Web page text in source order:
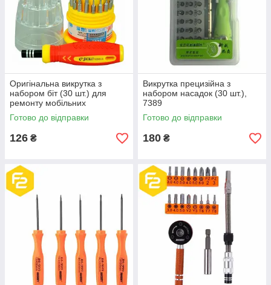
Оригінальна викрутка з
набором біт (30 шт.) для
ремонту мобільних
телефонів, 6036-A
Готово до відправки
126 ₴
Викрутка прецизійна з
набором насадок (30 шт.),
7389
Готово до відправки
180 ₴